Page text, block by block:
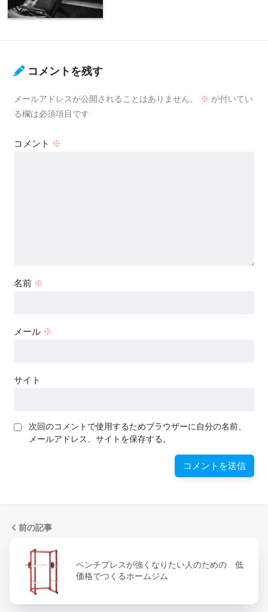
コメントを残す
メールアドレスが公開されることはありません。 ※ が付いてい
る欄は必須項目です
コメント ※
名前 ※
メール ※
サイト
次回のコメントで使用するためブラウザーに自分の名前、
メールアドレス、サイトを保存する。
前の記事
ベンチプレスが強くなりたい人のための 低
価格でつくるホームジム